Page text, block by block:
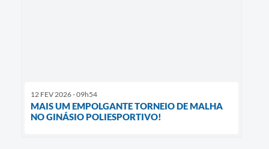
12 FEV 2026 - 09h54
MAIS UM EMPOLGANTE TORNEIO DE MALHA
NO GINÁSIO POLIESPORTIVO!